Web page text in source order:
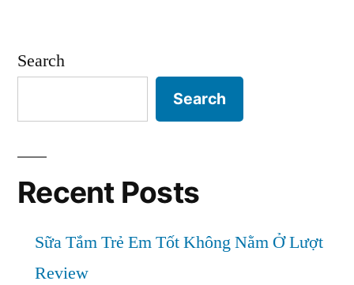
Nga
Xanh
Mới”
Xanh
Search
Search
Recent Posts
Sữa Tắm Trẻ Em Tốt Không Nằm Ở Lượt
Review